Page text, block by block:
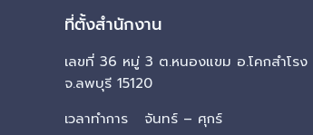
ที่ตั้งสำนักงาน
เลขที่ 36 หมู่ 3 ต.หนองแขม อ.โคกสำโรง
จ.ลพบุรี 15120
เวลาทำการ จันทร์ – ศุกร์